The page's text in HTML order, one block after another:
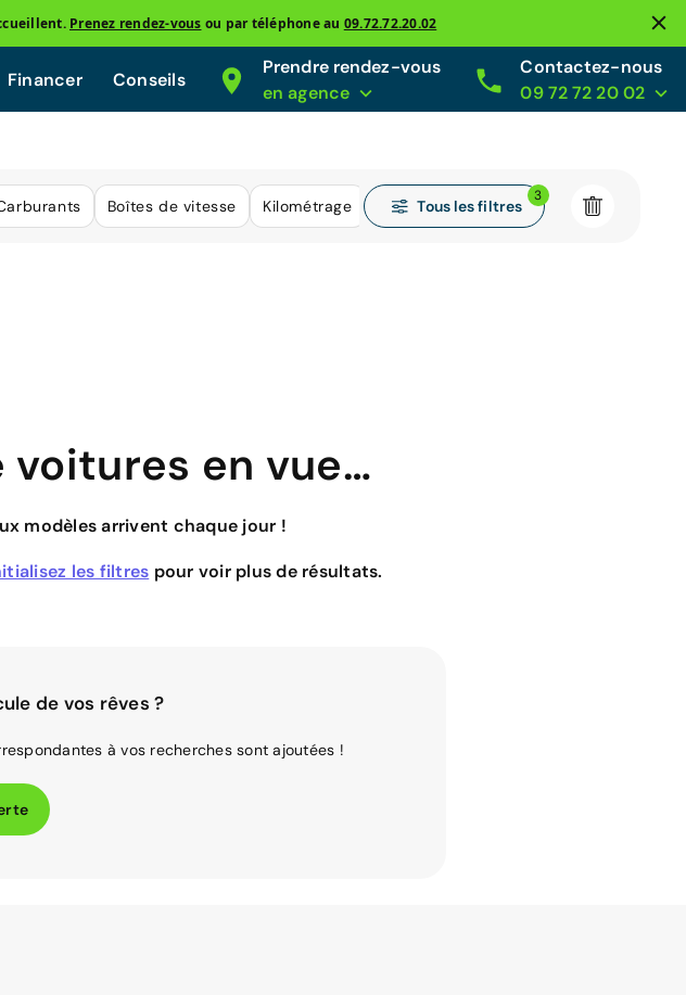
Prenez rendez-vous ou par téléphone au 09.72.72.20.02
Financer Conseils
Prendre rendez-vous
en agence
Contactez-nous
09 72 72 20 02
Boîtes de vitesse Kilométrage Tous les filtres
3
voitures en vue…
modèles arrivent chaque jour !
les filtres pour voir plus de résultats.
de vos rêves ?
à vos recherches sont ajoutées !